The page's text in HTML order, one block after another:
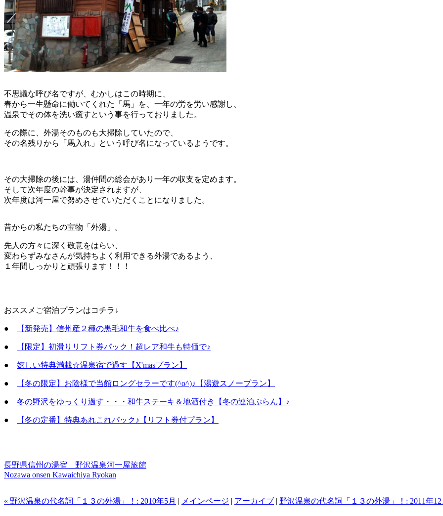
不思議な呼び名ですが、むかしはこの時期に、
春から一生懸命に働いてくれた「馬」を、一年の労を労い感謝し、
温泉でその体を洗い癒すという事を行っておりました。
その際に、外湯そのものも大掃除していたので、
その名残りから「馬入れ」という呼び名になっているようです。
その大掃除の後には、湯仲間の総会があり一年の収支を定めます。
そして次年度の幹事が決定されますが、
次年度は河一屋で努めさせていただくことになりました。
昔からの私たちの宝物「外湯」。
先人の方々に深く敬意をはらい、
変わらずみなさんが気持ちよく利用できる外湯であるよう、
１年間しっかりと頑張ります！！！
おススメご宿泊プランはコチラ↓
● 【新発売】信州産２種の黒毛和牛を食べ比べ♪
● 【限定】初滑りリフト券パック！超レア和牛も特価で♪
● 嬉しい特典満載☆温泉宿で過す【X'masプラン】
● 【冬の限定】お陰様で当館ロングセラーです(^o^)♪【湯遊スノープラン】
● 冬の野沢をゆっくり過す・・・和牛ステーキ＆地酒付き【冬の連泊ぷらん】♪
● 【冬の定番】特典あれこれパック♪【リフト券付プラン】
長野県信州の湯宿 野沢温泉河一屋旅館
Nozawa onsen Kawaichiya Ryokan
« 野沢温泉の代名詞「１３の外湯」！: 2010年5月 | メインページ | アーカイブ | 野沢温泉の代名詞「１３の外湯」！: 2011年12